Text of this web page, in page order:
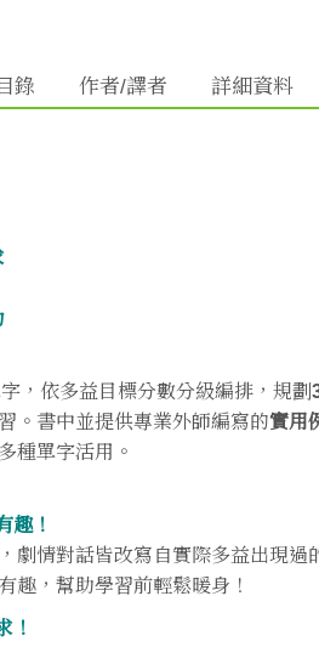
目錄 作者/譯者 詳細資料
，依多益目標分數分級編排，規劃
。書中並提供專業外師編寫的實用
種單字活用。
趣！
，劇情對話皆改寫自實際多益出現
趣，幫助學習前輕鬆暖身！
！